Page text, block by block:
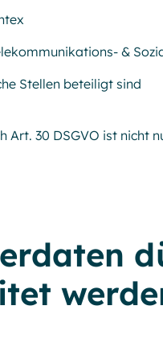
&
Stellen beteiligt sind
Art. 30 DSGVO ist nicht